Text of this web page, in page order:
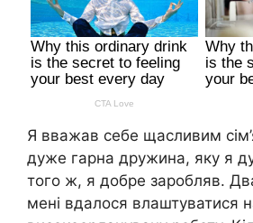
Я вважав себе щасливим
дуже гарна дружина, яку я
того ж, я добре заробляв.
мені вдалося влаштуватися